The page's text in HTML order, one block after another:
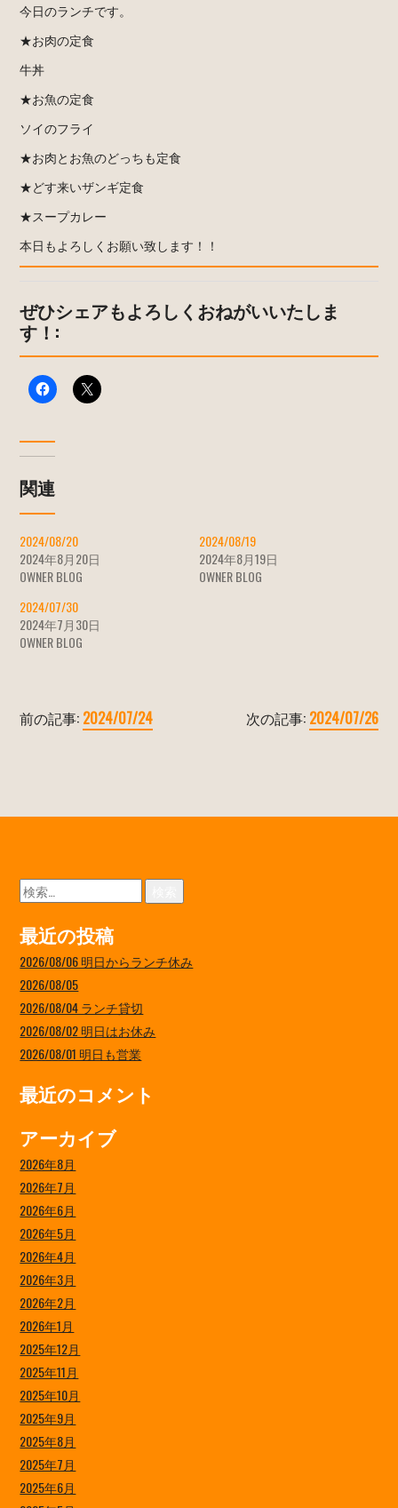
今日のランチです。
★お肉の定食
牛丼
★お魚の定食
ソイのフライ
★お肉とお魚のどっちも定食
★どす来いザンギ定食
★スープカレー
本日もよろしくお願い致します！！
ぜひシェアもよろしくおねがいいたしま
す！:
関連
2024/08/20
2024年8月20日
OWNER BLOG
2024/08/19
2024年8月19日
OWNER BLOG
2024/07/30
2024年7月30日
OWNER BLOG
前の記事: 2024/07/24 次の記事: 2024/07/26
検
索:
最近の投稿
2026/08/06 明日からランチ休み
2026/08/05
2026/08/04 ランチ貸切
2026/08/02 明日はお休み
2026/08/01 明日も営業
最近のコメント
アーカイブ
2026年8月
2026年7月
2026年6月
2026年5月
2026年4月
2026年3月
2026年2月
2026年1月
2025年12月
2025年11月
2025年10月
2025年9月
2025年8月
2025年7月
2025年6月